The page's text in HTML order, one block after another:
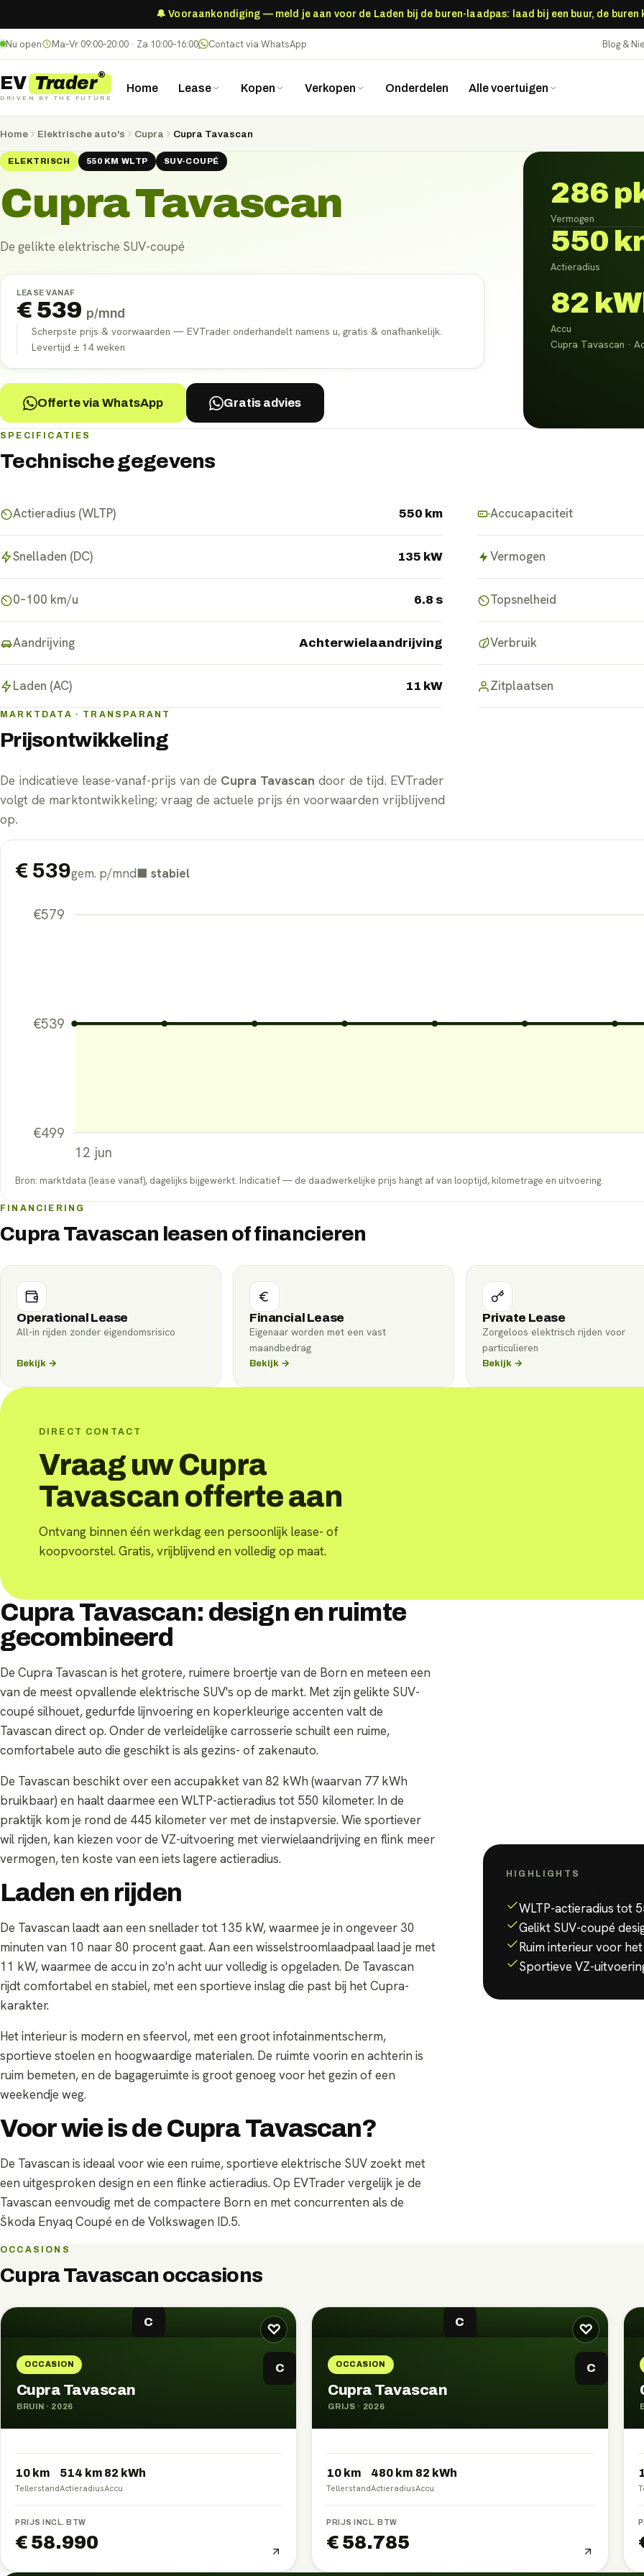
🔔 Vooraankondiging — meld je aan voor de Laden bij de buren-laadpas: laad bij een buur, de
Nu open Ma–Vr 09:00–20:00 · Za 10:00–16:00 Contact via WhatsApp Blog &
EV Trader®
DRIVEN BY THE FUTURE
Home Lease Kopen Verkopen Onderdelen Alle voertuigen
Home Elektrische auto's Cupra Cupra Tavascan
ELEKTRISCH 550 KM WLTP SUV-COUPÉ
Cupra Tavascan
De gelikte elektrische SUV-coupé
LEASE VANAF
€ 539 p/mnd
Scherpste prijs & voorwaarden — EVTrader onderhandelt namens u, gratis & onafhankelijk.
Levertijd ± 14 weken
Offerte via WhatsApp Gratis advies
286
Vermogen
550
Actieradius
82
Accu
Cupra Tavascan ·
SPECIFICATIES
Technische gegevens
Actieradius (WLTP) 550 km Accucapaciteit
Snelladen (DC) 135 kW Vermogen
0–100 km/u 6.8 s Topsnelheid
Aandrijving Achterwielaandrijving Verbruik
Laden (AC) 11 kW Zitplaatsen
MARKTDATA · TRANSPARANT
Prijsontwikkeling
De indicatieve lease-vanaf-prijs van de Cupra Tavascan door de tijd. EVTrader
volgt de marktontwikkeling; vraag de actuele prijs én voorwaarden vrijblijvend
op.
€ 539gem. p/mnd■ stabiel
€579
€539
€499
12 jun
Bron: marktdata (lease vanaf), dagelijks bijgewerkt. Indicatief — de daadwerkelijke prijs hangt af van looptijd, kilometrage en uitvoering.
FINANCIERING
Cupra Tavascan leasen of financieren
Operational Lease
All-in rijden zonder eigendomsrisico
Bekijk →
Financial Lease
Eigenaar worden met een vast
maandbedrag
Bekijk →
Private Lease
Zorgeloos elektrisch rijden voor
particulieren
Bekijk →
DIRECT CONTACT
Vraag uw Cupra
Tavascan offerte aan
Ontvang binnen één werkdag een persoonlijk lease- of
koopvoorstel. Gratis, vrijblijvend en volledig op maat.
Cupra Tavascan: design en ruimte
gecombineerd
De Cupra Tavascan is het grotere, ruimere broertje van de Born en meteen een
van de meest opvallende elektrische SUV's op de markt. Met zijn gelikte SUV-
coupé silhouet, gedurfde lijnvoering en koperkleurige accenten valt de
Tavascan direct op. Onder de verleidelijke carrosserie schuilt een ruime,
comfortabele auto die geschikt is als gezins- of zakenauto.
De Tavascan beschikt over een accupakket van 82 kWh (waarvan 77 kWh
bruikbaar) en haalt daarmee een WLTP-actieradius tot 550 kilometer. In de
praktijk kom je rond de 445 kilometer ver met de instapversie. Wie sportiever
wil rijden, kan kiezen voor de VZ-uitvoering met vierwielaandrijving en flink meer
vermogen, ten koste van een iets lagere actieradius.
Laden en rijden
De Tavascan laadt aan een snellader tot 135 kW, waarmee je in ongeveer 30
minuten van 10 naar 80 procent gaat. Aan een wisselstroomlaadpaal laad je met
11 kW, waarmee de accu in zo'n acht uur volledig is opgeladen. De Tavascan
rijdt comfortabel en stabiel, met een sportieve inslag die past bij het Cupra-
karakter.
Het interieur is modern en sfeervol, met een groot infotainmentscherm,
sportieve stoelen en hoogwaardige materialen. De ruimte voorin en achterin is
ruim bemeten, en de bagageruimte is groot genoeg voor het gezin of een
weekendje weg.
Voor wie is de Cupra Tavascan?
De Tavascan is ideaal voor wie een ruime, sportieve elektrische SUV zoekt met
een uitgesproken design en een flinke actieradius. Op EVTrader vergelijk je de
Tavascan eenvoudig met de compactere Born en met concurrenten als de
Škoda Enyaq Coupé en de Volkswagen ID.5.
HIGHLIGHTS
WLTP-actieradius tot
Gelikt SUV-coupé
Ruim interieur voor
Sportieve VZ-
OCCASIONS
Cupra Tavascan occasions
♡
C
OCCASION C
Cupra Tavascan
BRUIN · 2026
10 km
Tellerstand
514 km
Actieradius
82 kWh
Accu
PRIJS INCL. BTW
€ 58.990
♡
C
OCCASION C
Cupra Tavascan
GRIJS · 2026
10 km
Tellerstand
480 km
Actieradius
82 kWh
Accu
PRIJS INCL. BTW
€ 58.785